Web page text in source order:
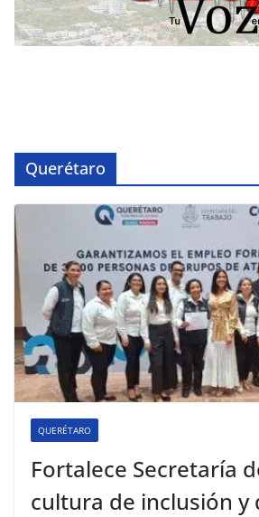
Querétaro
QUERÉTARO
Fortalece Secretaría
cultura de inclusión y